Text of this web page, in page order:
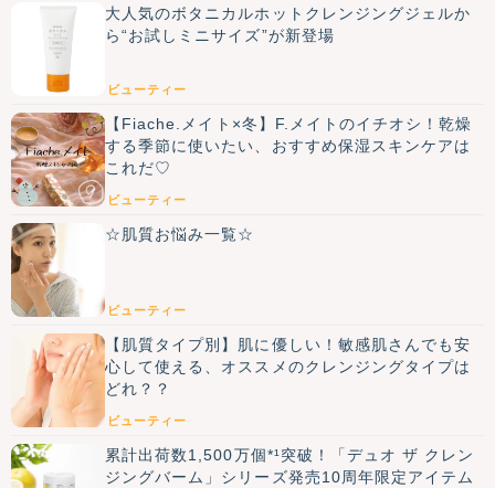
大人気のボタニカルホットクレンジングジェルか
ら“お試しミニサイズ”が新登場
ビューティー
【Fiache.メイト×冬】F.メイトのイチオシ！乾燥
する季節に使いたい、おすすめ保湿スキンケアは
これだ♡
ビューティー
☆肌質お悩み一覧☆
ビューティー
【肌質タイプ別】肌に優しい！敏感肌さんでも安
心して使える、オススメのクレンジングタイプは
どれ？？
ビューティー
累計出荷数1,500万個*¹突破！「デュオ ザ クレン
ジングバーム」シリーズ発売10周年限定アイテム